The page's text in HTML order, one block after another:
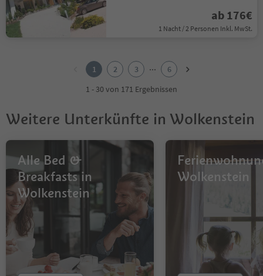
ab 176€
1 Nacht / 2 Personen Inkl. MwSt.
6
1 2 3 ...
6
1 - 30 von 171 Ergebnissen
Weitere Unterkünfte in Wolkenstein
Alle Bed &
Breakfasts in
Wolkenstein
Wolkenstein